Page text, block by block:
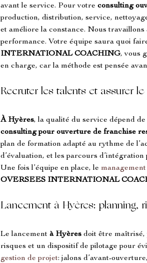
avant le service. Pour votre consulting
production, distribution, service,
et améliore la constance. Nous
performance. Votre équipe saura quoi
INTERNATIONAL COACHING, vous
en charge, car la méthode est pensée
Recruter les talents et assurer
À Hyères, la qualité du service dépend
consulting pour ouverture de franchise
plan de formation adapté au rythme de
d’évaluation, et les parcours
Une fois l’équipe en place, le management
OVERSEES INTERNATIONAL
Lancement à Hyères: planning,
Le lancement à Hyères doit être maîtrisé,
risques et un dispositif de pilotage pour
gestion de projet: jalons d’avant-